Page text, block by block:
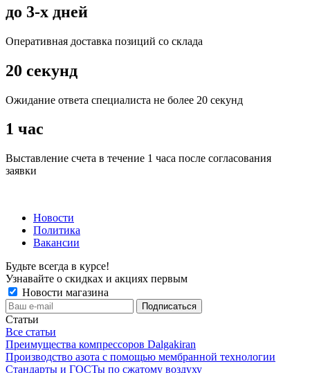
до 3-х дней
Оперативная доставка позиций со склада
20 секунд
Ожидание ответа специалиста не более 20 секунд
1 час
Выставление счета в течение 1 часа после согласования
заявки
Новости
Политика
Вакансии
Будьте всегда в курсе!
Узнавайте о скидках и акциях первым
Новости магазина
Статьи
Все статьи
Преимущества компрессоров Dalgakiran
Производство азота с помощью мембранной технологии
Стандарты и ГОСТы по сжатому воздуху